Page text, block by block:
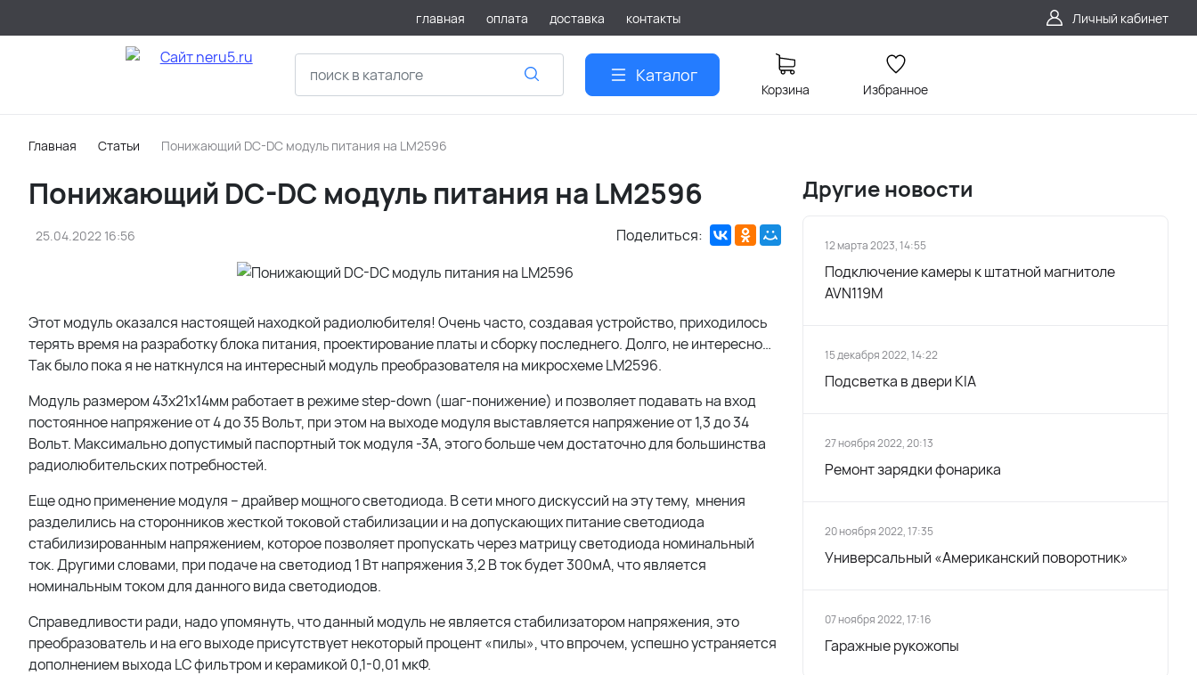
главная оплата доставка контакты Личный кабинет
Каталог
Корзина Избранное
Главная Статьи Понижающий DC-DC модуль питания на LM2596
Понижающий DC-DC модуль питания на LM2596
25.04.2022 16:56 Поделиться:
Этот модуль оказался настоящей находкой радиолюбителя! Очень часто, создавая устройство, приходилось
терять время на разработку блока питания, проектирование платы и сборку последнего. Долго, не интересно…
Так было пока я не наткнулся на интересный модуль преобразователя на микросхеме LM2596.
Модуль размером 43х21х14мм работает в режиме step-down (шаг-понижение) и позволяет подавать на вход
постоянное напряжение от 4 до 35 Вольт, при этом на выходе модуля выставляется напряжение от 1,3 до 34
Вольт. Максимально допустимый паспортный ток модуля -3А, этого больше чем достаточно для большинства
радиолюбительских потребностей.
Еще одно применение модуля –драйвер мощного светодиода. В сети много дискуссий на эту тему, мнения
разделились на сторонников жесткой токовой стабилизации и на допускающих питание светодиода
стабилизированным напряжением, которое позволяет пропускать через матрицу светодиода номинальный
ток. Другими словами, при подаче насветодиод 1 Втнапряжения 3,2 В ток будет 300мА, что является
номинальным током для данного вида светодиодов.
Справедливости ради, надо упомянуть, что данный модуль не является стабилизатором напряжения, это
преобразователь и на его выходе присутствует некоторый процент «пилы», что впрочем, успешно устраняется
дополнением выхода LC фильтром и керамикой 0,1-0,01 мкФ.
Другие новости
12 марта 2023, 14:55
Подключение камеры к штатной магнитоле
AVN119M
15 декабря 2022, 14:22
Подсветка в двери KIA
27 ноября 2022, 20:13
Ремонт зарядки фонарика
20 ноября 2022, 17:35
Универсальный «Американский поворотник»
07 ноября 2022, 17:16
Гаражные рукожопы